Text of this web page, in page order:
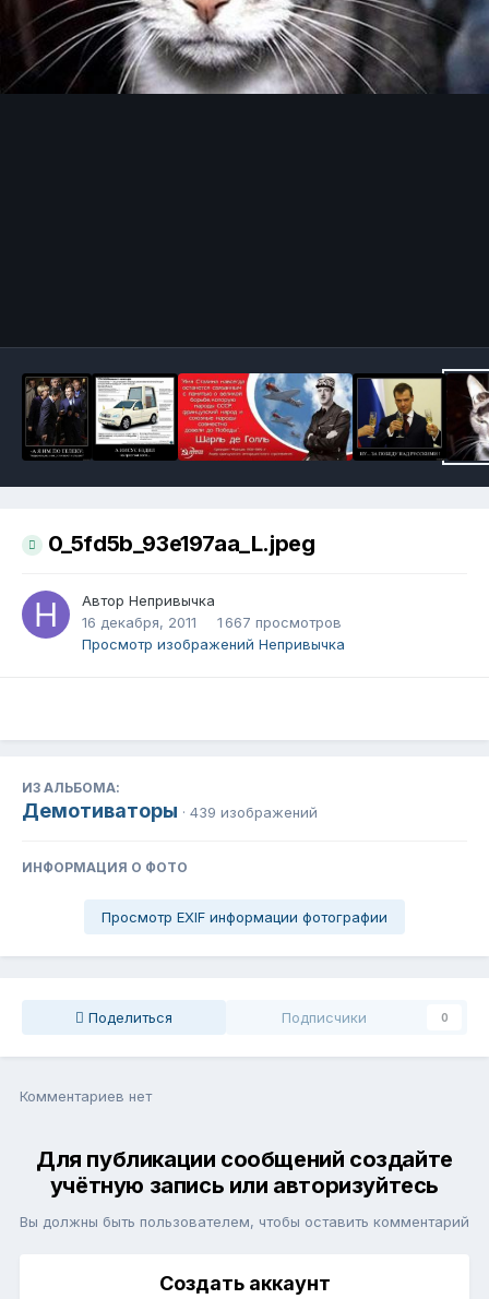
0_5fd5b_93e197aa_L.jpeg
Автор Непривычка
16 декабря, 2011
1 667 просмотров
Просмотр изображений Непривычка
ИЗ АЛЬБОМА:
Демотиваторы · 439 изображений
ИНФОРМАЦИЯ О ФОТО
Просмотр EXIF информации фотографии
Поделиться Подписчики 0
Комментариев нет
Для публикации сообщений создайте
учётную запись или авторизуйтесь
Вы должны быть пользователем, чтобы оставить комментарий
Создать аккаунт